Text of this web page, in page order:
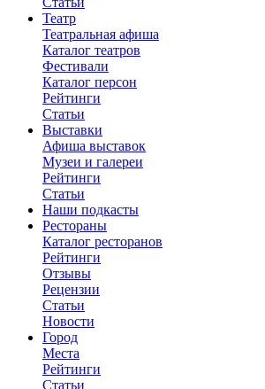
Театр
Театральная афиша
Каталог театров
Фестивали
Каталог персон
Рейтинги
Статьи
Выставки
Афиша выставок
Музеи и галереи
Рейтинги
Статьи
Наши подкасты
Рестораны
Каталог ресторанов
Рейтинги
Отзывы
Рецензии
Статьи
Новости
Город
Места
Рейтинги
Статьи